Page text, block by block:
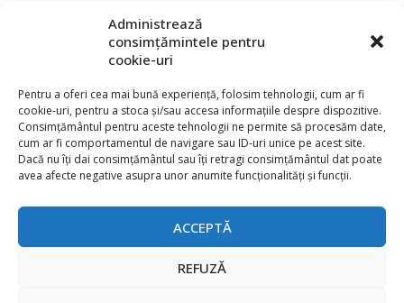
Administrează
consimțămintele pentru
cookie-uri
Pentru a oferi cea mai bună experiență, folosim tehnologii, cum ar fi
cookie-uri, pentru a stoca și/sau accesa informațiile despre dispozitive.
Consimțământul pentru aceste tehnologii ne permite să procesăm date,
cum ar fi comportamentul de navigare sau ID-uri unice pe acest site.
Dacă nu îți dai consimțământul sau îți retragi consimțământul dat poate
avea afecte negative asupra unor anumite funcționalități și funcții.
ACCEPTĂ
REFUZĂ
Analog Devices
Anritsu Corporation
Ansys
APS
Arduino
Arm
Asentics
ATEN International
Contact
Publicitate
Abonament la revista “Electronica Azi”